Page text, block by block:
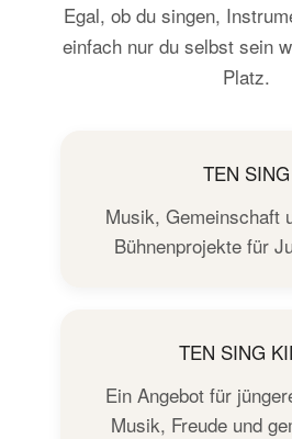
Egal, ob du singen,
einfach nur du selbst sein
Platz.
TEN SING
Musik, Gemeinschaft
Bühnenprojekte für
TEN SING
Ein Angebot für
Musik, Freude und